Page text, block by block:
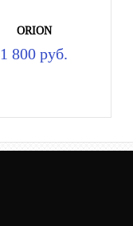
ORION
1 800 руб.